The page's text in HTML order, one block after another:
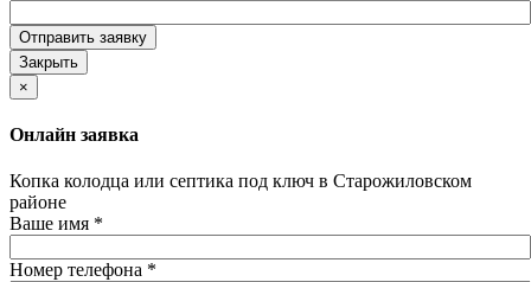
Отправить заявку
Закрыть
×
Онлайн заявка
Копка колодца или септика под ключ в Старожиловском
районе
Ваше имя *
Номер телефона *